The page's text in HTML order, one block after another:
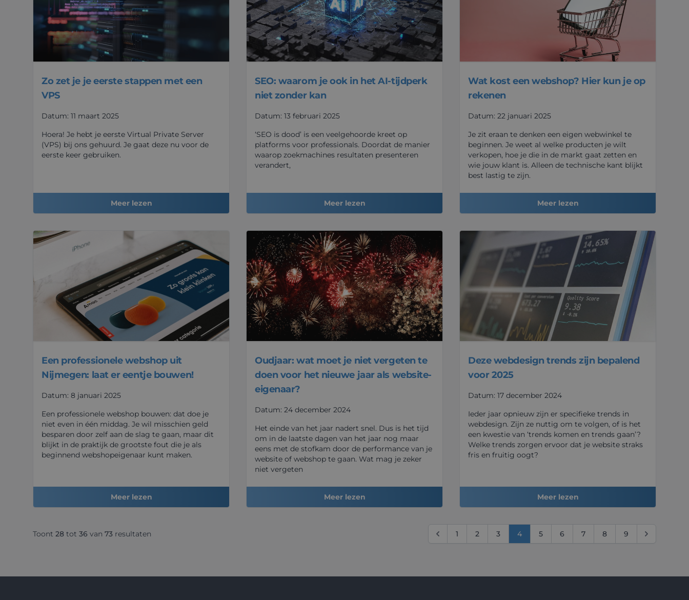
Zo zet je je eerste stappen met een
VPS
Datum: 11 maart 2025
Hoera! Je hebt je eerste Virtual Private Server
(VPS) bij ons gehuurd. Je gaat deze nu voor de
eerste keer gebruiken.
Meer lezen
SEO: waarom je ook in het AI-tijdperk
niet zonder kan
Datum: 13 februari 2025
‘SEO is dood’ is een veelgehoorde kreet op
platforms voor professionals. Doordat de manier
waarop zoekmachines resultaten presenteren
verandert,
Meer lezen
Wat kost een webshop? Hier kun je op
rekenen
Datum: 22 januari 2025
Je zit eraan te denken een eigen webwinkel te
beginnen. Je weet al welke producten je wilt
verkopen, hoe je die in de markt gaat zetten en
wie jouw klant is. Alleen de technische kant blijkt
best lastig te zijn.
Meer lezen
Een professionele webshop uit
Nijmegen: laat er eentje bouwen!
Datum: 8 januari 2025
Een professionele webshop bouwen: dat doe je
niet even in één middag. Je wil misschien geld
besparen door zelf aan de slag te gaan, maar dit
blijkt in de praktijk de grootste fout die je als
beginnend webshopeigenaar kunt maken.
Meer lezen
Oudjaar: wat moet je niet vergeten te
doen voor het nieuwe jaar als website-
eigenaar?
Datum: 24 december 2024
Het einde van het jaar nadert snel. Dus is het tijd
om in de laatste dagen van het jaar nog maar
eens met de stofkam door de performance van je
website of webshop te gaan. Wat mag je zeker
niet vergeten
Meer lezen
Deze webdesign trends zijn bepalend
voor 2025
Datum: 17 december 2024
Ieder jaar opnieuw zijn er specifieke trends in
webdesign. Zijn ze nuttig om te volgen, of is het
een kwestie van ‘trends komen en trends gaan’?
Welke trends zorgen ervoor dat je website straks
fris en fruitig oogt?
Meer lezen
Toont 28 tot 36 van 73 resultaten 1 2 3 4 5 6 7 8 9